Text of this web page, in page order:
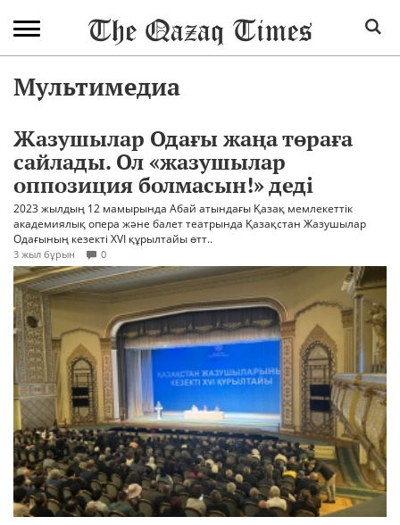
Мультимедиа
Жазушылар Одағы жаңа төраға
сайлады. Ол «жазушылар
оппозиция болмасын!» деді
2023 жылдың 12 мамырында Абай атындағы Қазақ мемлекеттік
академиялық опера және балет театрында Қазақстан Жазушылар
Одағының кезекті XVI құрылтайы өтт..
3 жыл бұрын 0